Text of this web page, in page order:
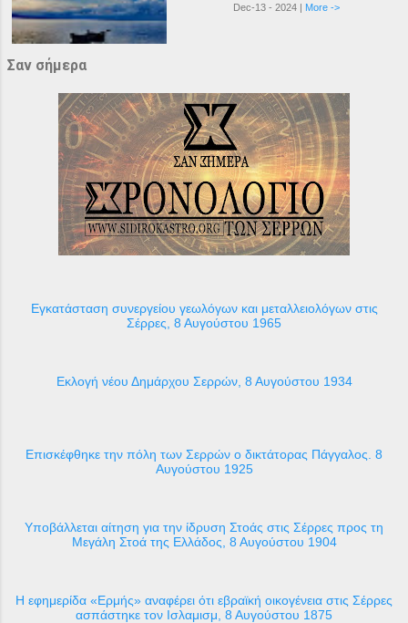
Dec-13 - 2024 | More ->
Σαν σήμερα
Εγκατάσταση συνεργείου γεωλόγων και μεταλλειολόγων στις
Σέρρες, 8 Αυγούστου 1965
Εκλογή νέου Δημάρχου Σερρών, 8 Αυγούστου 1934
Επισκέφθηκε την πόλη των Σερρών ο δικτάτορας Πάγγαλος. 8
Αυγούστου 1925
Υποβάλλεται αίτηση για την ίδρυση Στοάς στις Σέρρες προς τη
Μεγάλη Στοά της Ελλάδος, 8 Αυγούστου 1904
H εφημερίδα «Ερμής» αναφέρει ότι εβραϊκή οικογένεια στις Σέρρες
ασπάστηκε τον Ισλαμισμ, 8 Αυγούστου 1875